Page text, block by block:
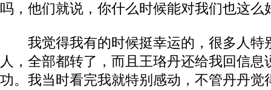
吗，他们就说，你什么时候能对我们也这么
我觉得我有的时候挺幸运的，很多人特
人，全部都转了，而且王珞丹还给我回信息
功。我当时看完我就特别感动，不管丹丹觉